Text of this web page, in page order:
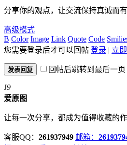
分享你的观点，让交流保持真诚而有
高级模式
B Color Image Link Quote Code
您需要登录后才可以回帖 登录 | 立
发表回复 回帖后跳转到最后一页
J9
爱原图
让每一次分享，都成为值得收藏的作
客服QQ： 261937949 邮箱：